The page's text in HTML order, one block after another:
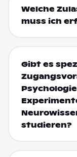
Welche
muss ich
Gibt es
studieren?